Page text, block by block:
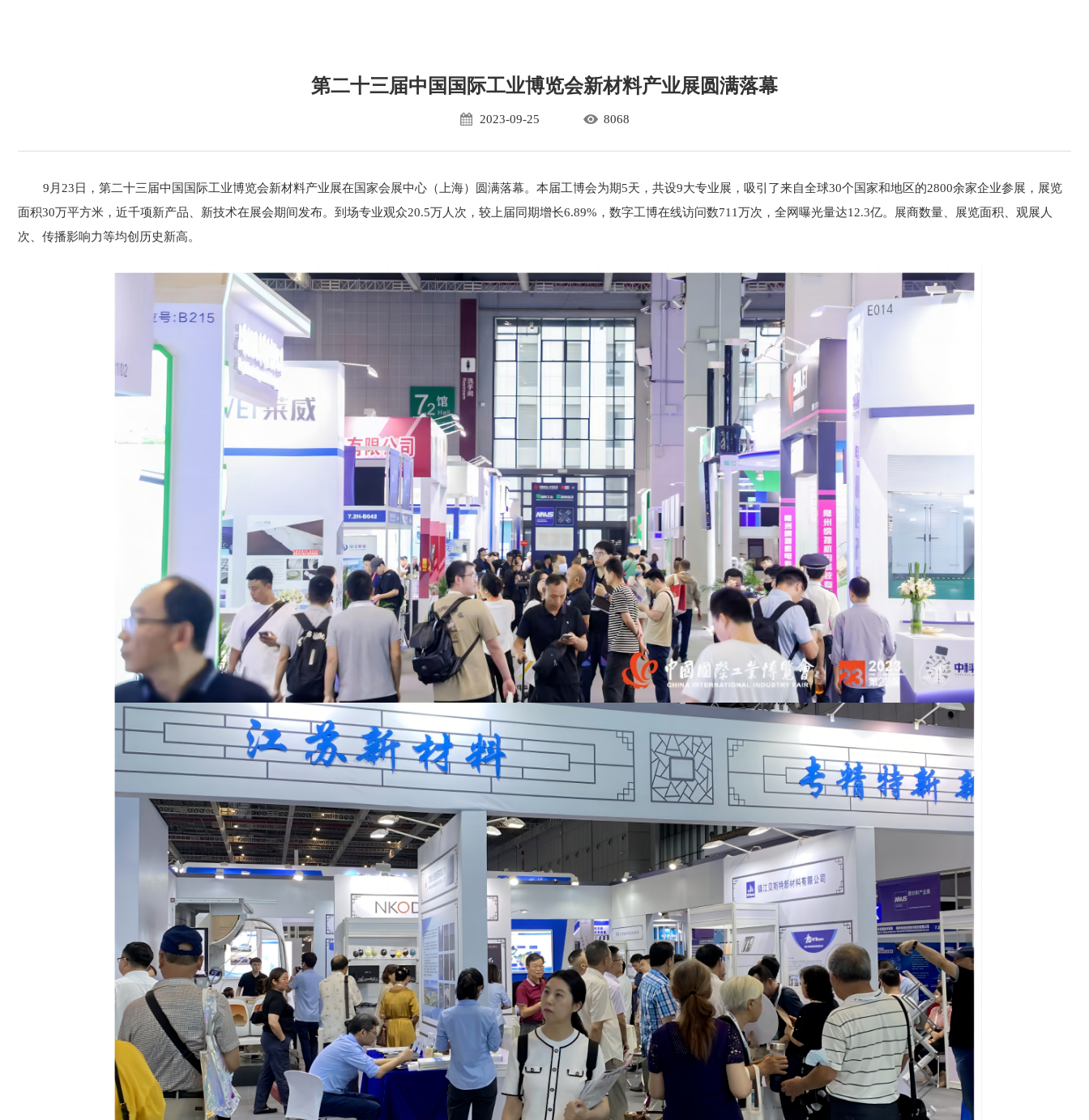
第二十三届中国国际工业博览会新材料产业展圆满落幕
2023-09-25 8068
9月23日，第二十三届中国国际工业博览会新材料产业展在国家会展中心（上海）圆满落幕。本届工博会为期5天，共设9大专业展，吸引了来自全球30个国家和地区的2800余家企业参展，展览
面积30万平方米，近千项新产品、新技术在展会期间发布。到场专业观众20.5万人次，较上届同期增长6.89%，数字工博在线访问数711万次，全网曝光量达12.3亿。展商数量、展览面积、观展人
次、传播影响力等均创历史新高。